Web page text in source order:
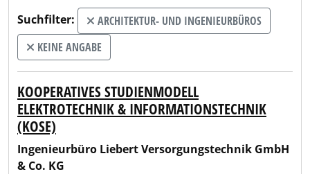
Suchfilter:
ARCHITEKTUR- UND INGENIEURBÜROS
KEINE ANGABE
KOOPERATIVES STUDIENMODELL
ELEKTROTECHNIK & INFORMATIONSTECHNIK
(KOSE)
Ingenieurbüro Liebert Versorgungstechnik GmbH
& Co. KG